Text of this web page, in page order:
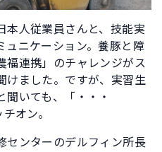
本人従業員さんと、技能実
ュニケーション。養豚と障
福連携」のチャレンジがス
けました。ですが、実習生
聞いても、「・・・
オン。
ンターのデルフィン所長